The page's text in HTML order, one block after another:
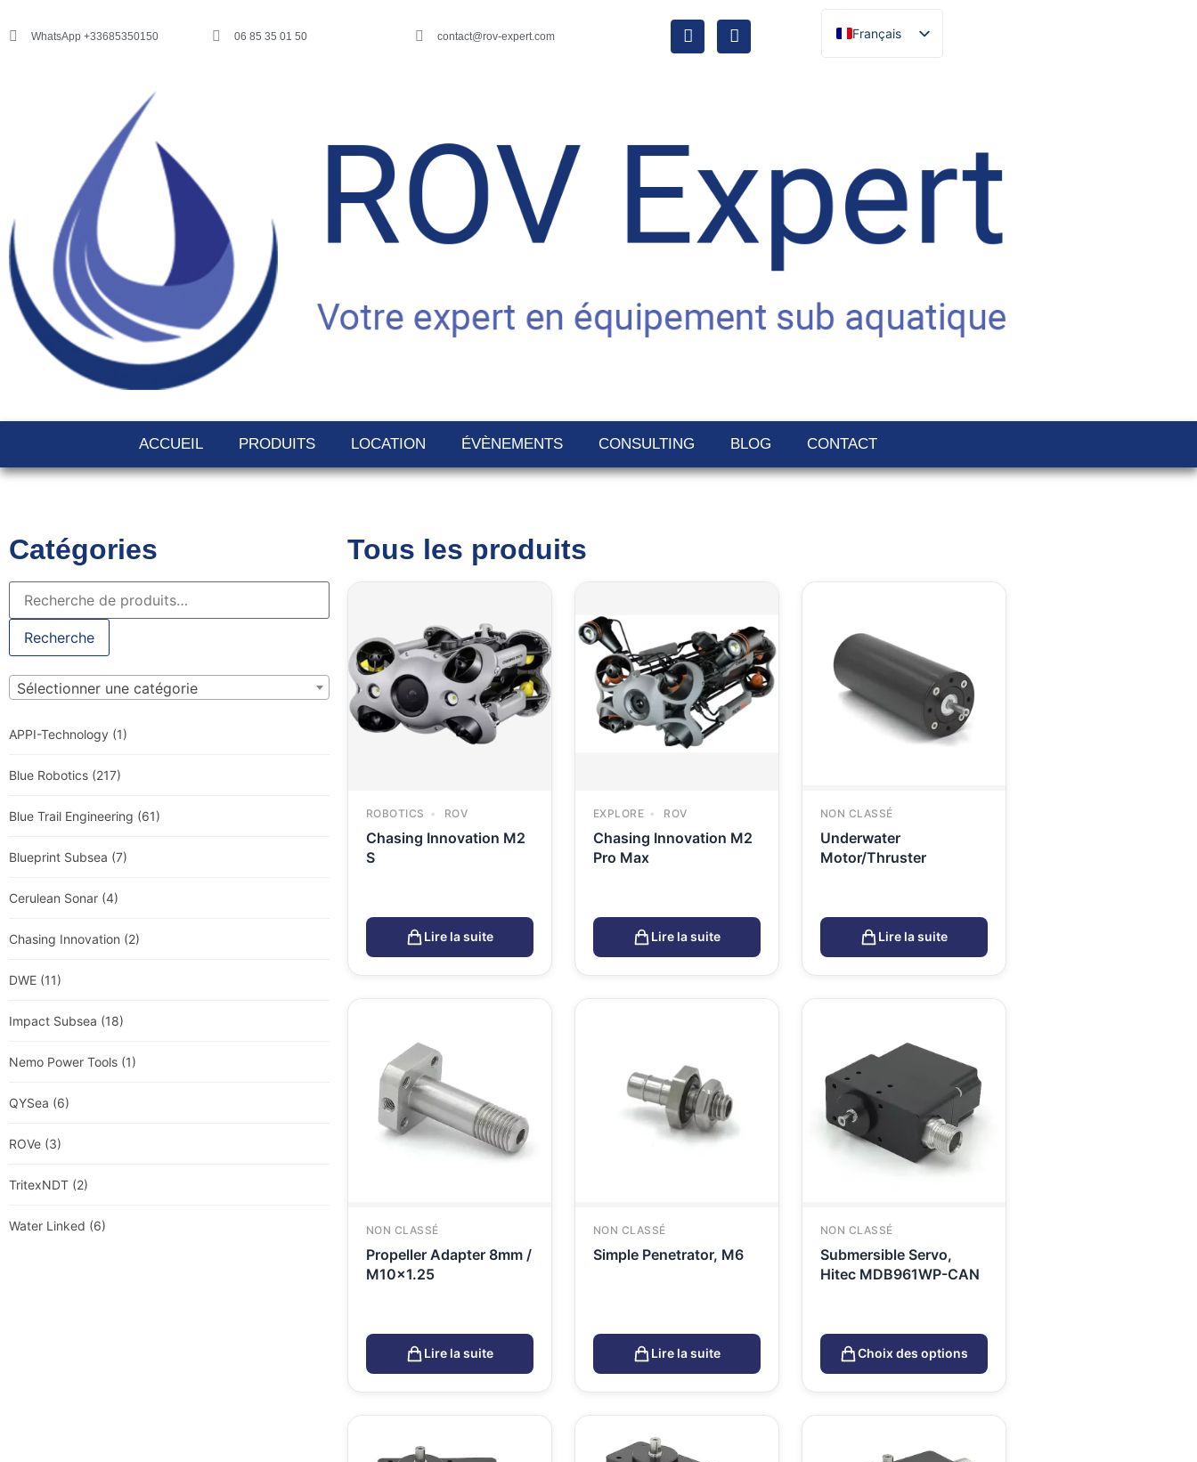
WhatsApp +33685350150 06 85 35 01 50 contact@rov-expert.com
Français
English
Italiano
Deutsch
Ελληνικά
ACCUEIL PRODUITS LOCATION ÉVÈNEMENTS CONSULTING BLOG CONTACT
Catégories
Recherche
Sélectionner une catégorie
APPI-Technology (1)
Blue Robotics (217)
Blue Trail Engineering (61)
Blueprint Subsea (7)
Cerulean Sonar (4)
Chasing Innovation (2)
DWE (11)
Impact Subsea (18)
Nemo Power Tools (1)
QYSea (6)
ROVe (3)
TritexNDT (2)
Water Linked (6)
Tous les produits
ROBOTICS ROV
Chasing Innovation M2
S
Lire la suite
EXPLORE ROV
Chasing Innovation M2
Pro Max
Lire la suite
NON CLASSÉ
Underwater
Motor/Thruster
Lire la suite
NON CLASSÉ
Propeller Adapter 8mm /
M10x1.25
Lire la suite
NON CLASSÉ
Simple Penetrator, M6
Lire la suite
NON CLASSÉ
Submersible Servo,
Hitec MDB961WP-CAN
Choix des options